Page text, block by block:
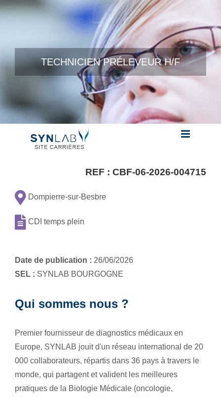
Skip to content
TECHNICIEN PRÉLEVEUR H/F
REF : CBF-06-2026-004715
Dompierre-sur-Besbre
CDI temps plein
Date de publication : 26/06/2026
SEL : SYNLAB BOURGOGNE
Qui sommes nous ?
Premier fournisseur de diagnostics médicaux en
Europe, SYNLAB jouit d'un réseau international de 20
000 collaborateurs, répartis dans 36 pays à travers le
monde, qui partagent et valident les meilleures
pratiques de la Biologie Médicale (oncologie,